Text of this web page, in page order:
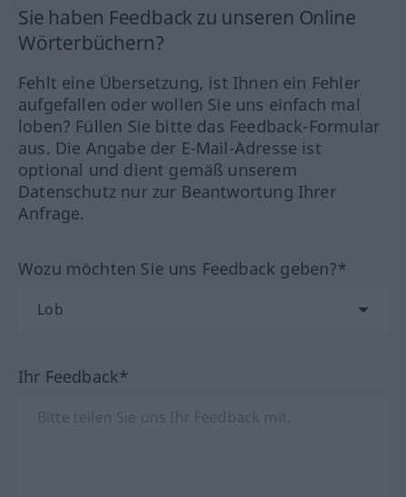
Sie haben Feedback zu unseren Online
Wörterbüchern?
Fehlt eine Übersetzung, ist Ihnen ein Fehler
aufgefallen oder wollen Sie uns einfach mal
loben? Füllen Sie bitte das Feedback-Formular
aus. Die Angabe der E-Mail-Adresse ist
optional und dient gemäß unserem
Datenschutz nur zur Beantwortung Ihrer
Anfrage.
Wozu möchten Sie uns Feedback geben?*
Ihr Feedback*